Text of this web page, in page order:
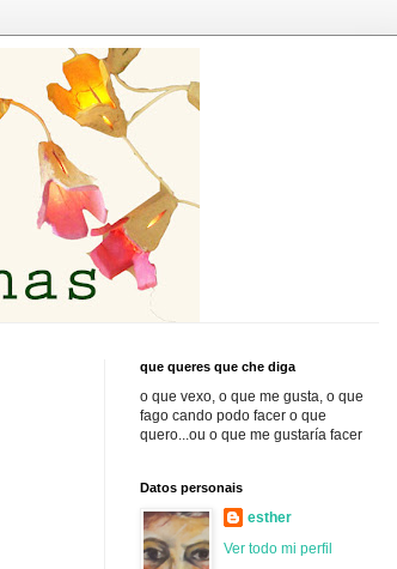
que queres que che diga
o que vexo, o que me gusta, o que
fago cando podo facer o que
quero...ou o que me gustaría facer
Datos personais
esther
Ver todo mi perfil